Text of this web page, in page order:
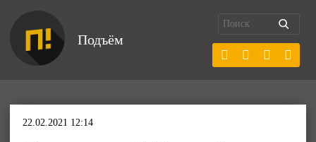
Подъём
22.02.2021 12:14